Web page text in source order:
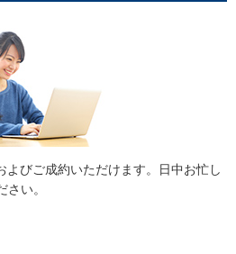
よびご成約いただけます。日中お忙し
い。